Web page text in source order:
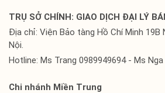
TRỤ SỞ CHÍNH: GIAO DỊCH ĐẠI LÝ
Địa chỉ: Viện Bảo tàng Hồ Chí Minh 19B
Nội.
Hotline: Ms Trang 0989949694 - Ms Nga
Chi nhánh Miền Trung